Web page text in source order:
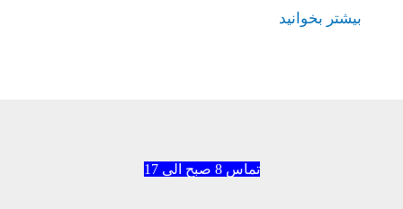
بیشتر بخوانید
تماس 8 صبح الی 17